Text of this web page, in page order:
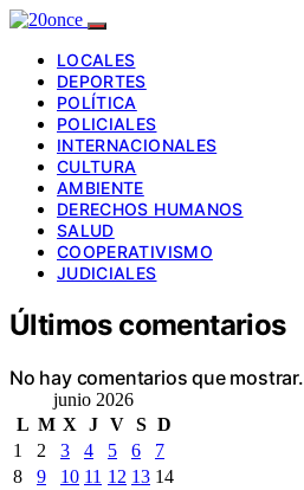
LOCALES
DEPORTES
POLÍTICA
POLICIALES
INTERNACIONALES
CULTURA
AMBIENTE
DERECHOS HUMANOS
SALUD
COOPERATIVISMO
JUDICIALES
Últimos comentarios
No hay comentarios que mostrar.
junio 2026
L M X J V S D
1
2 3 4 5 6
7
8
9 10 11 12 13 14